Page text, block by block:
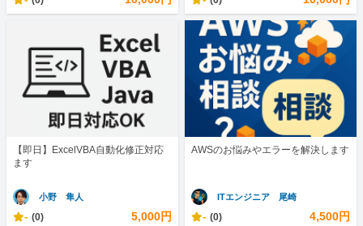
【即日】ExcelVBA自動化修正対応
ます
小野 隼人
- (0) 5,000円
AWSのお悩みやエラーを解決します
ITエンジニア 尾崎
- (0) 4,500円